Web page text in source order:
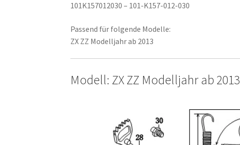
101K157012030 – 101-K157-012-030
Passend für folgende Modelle:
ZX ZZ Modelljahr ab 2013
Modell: ZX ZZ Modelljahr ab 2013